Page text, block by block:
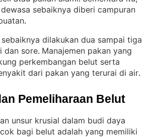
sebaiknya diberi campuran
.
dilakukan dua sampai tiga
dan sore. Manajemen pakan yang
perkembangan belut serta
dari pakan yang terurai di air.
Pemeliharaan Belut
unsur krusial dalam budi daya
bagi belut adalah yang memiliki